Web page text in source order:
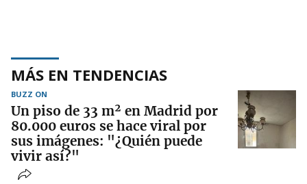
MÁS EN TENDENCIAS
BUZZ ON
Un piso de 33 m² en Madrid por
80.000 euros se hace viral por
sus imágenes: "¿Quién puede
vivir así?"